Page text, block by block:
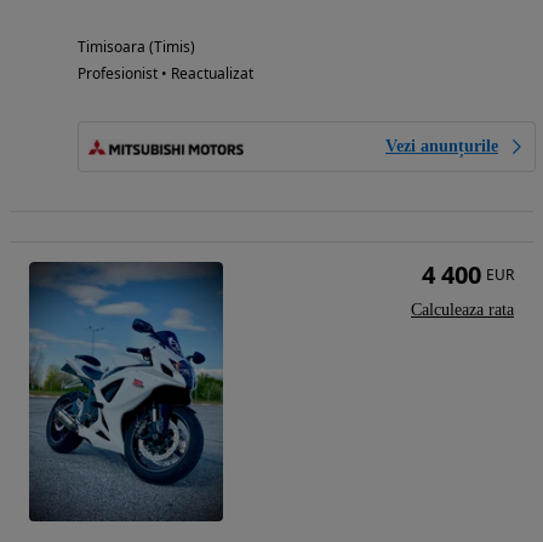
Timisoara (Timis)
Profesionist • Reactualizat
Vezi anunțurile
4 400 EUR
Calculeaza rata